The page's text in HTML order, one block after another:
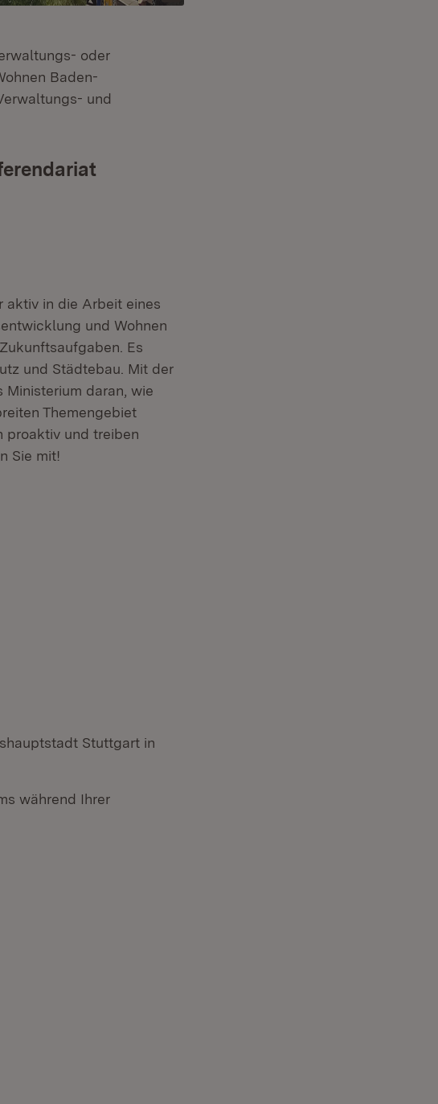
oder
Baden-
und
aktiv in die Arbeit eines
und Wohnen
Es
und Städtebau. Mit der
daran, wie
Themengebiet
proaktiv und treiben
Sie mit!
Stuttgart in
während Ihrer